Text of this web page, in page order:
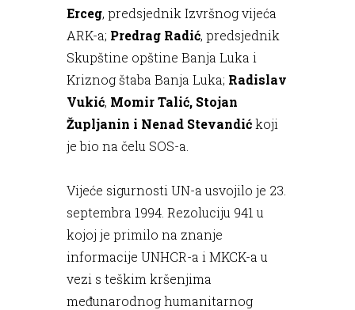
Erceg, predsjednik Izvršnog vijeća
ARK-a; Predrag Radić, predsjednik
Skupštine opštine Banja Luka i
Kriznog štaba Banja Luka; Radislav
Vukić, Momir Talić, Stojan
Župljanin i Nenad Stevandićkoji
je bio na čelu SOS-a.
Vijeće sigurnosti UN-a usvojilo je 23.
septembra 1994. Rezoluciju 941 u
kojoj je primilo na znanje
informacije UNHCR-a i MKCK-a u
vezi s teškim kršenjima
međunarodnog humanitarnog